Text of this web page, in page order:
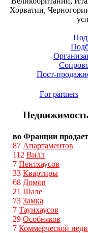
Хорватии,
Пост-
For partners
во Франции
87 Апартаментов
112 Вилл
7 Пентхаусов
33 Квартиры
68 Домов
21 Шале
73 Замка
7 Таунхаусов
29 Особняков
7 Коммерческой